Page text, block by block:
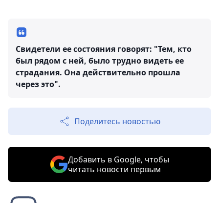
Свидетели ее состояния говорят: "Тем, кто
был рядом с ней, было трудно видеть ее
страдания. Она действительно прошла
через это".
Поделитесь новостью
Добавить в Google, чтобы
читать новости первым